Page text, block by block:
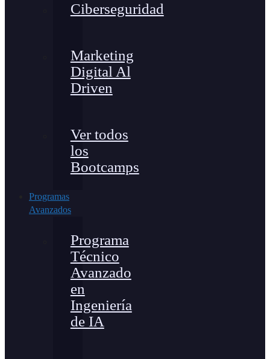
Ciberseguridad
Marketing
Digital Al
Driven
Ver todos
los
Bootcamps
Programas
Avanzados
Programa
Técnico
Avanzado
en
Ingeniería
de IA